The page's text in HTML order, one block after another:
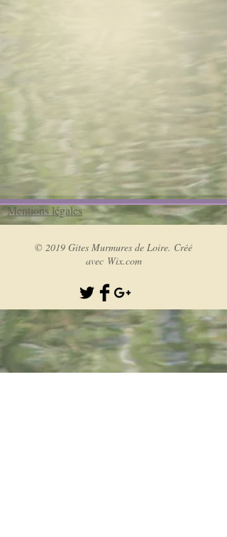
Mentions légales
© 2019 Gites Murmures de Loire. Créé
avec Wix.com